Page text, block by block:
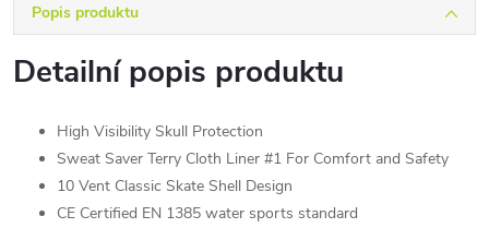
Popis produktu
Detailní popis produktu
High Visibility Skull Protection
Sweat Saver Terry Cloth Liner #1 For Comfort and Safety
10 Vent Classic Skate Shell Design
CE Certified EN 1385 water sports standard